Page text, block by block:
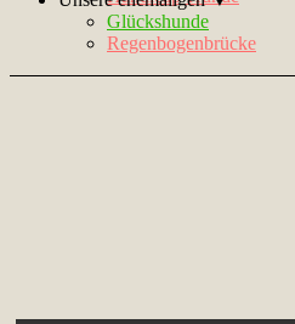
Glückshunde
Regenbogenbrücke